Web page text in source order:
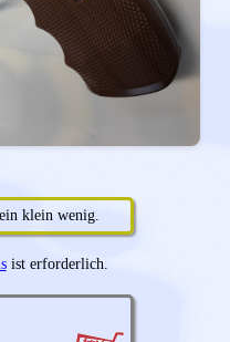
klein wenig.
ist erforderlich.